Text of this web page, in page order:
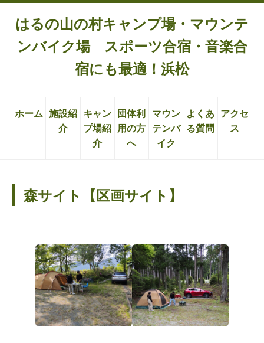
はるの山の村キャンプ場・マウンテ
ンバイク場 スポーツ合宿・音楽合
宿にも最適！浜松
ホーム 施設紹
介
キャン
プ場紹
介
団体利
用の方
へ
マウン
テンバ
イク
よくあ
る質問
アクセ
ス
森サイト【区画サイト】